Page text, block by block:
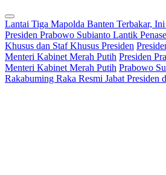
Lantai Tiga Mapolda Banten Terbakar,
Presiden Prabowo Subianto Lantik
Khusus dan Staf Khusus Presiden
Menteri Kabinet Merah Putih Presiden
Menteri Kabinet Merah Putih Prabowo
Rakabuming Raka Resmi Jabat Presiden